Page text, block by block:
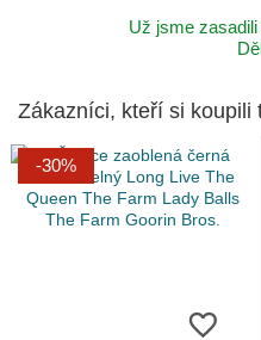
Už jsme zasadili
Zákazníci, kteří si koupili
-30%